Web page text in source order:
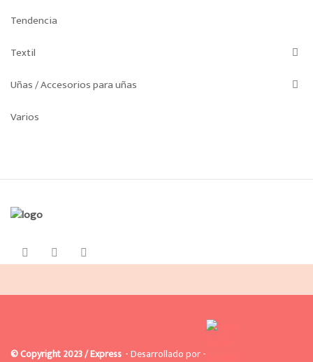
Tendencia
Textil
Uñas / Accesorios para uñas
Varios
© Copyright 2023 / Express - Desarrollado por -